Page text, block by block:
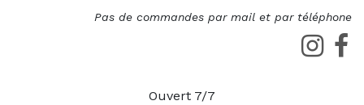
Pas de commandes par mail et par téléphone
Ouvert 7/7